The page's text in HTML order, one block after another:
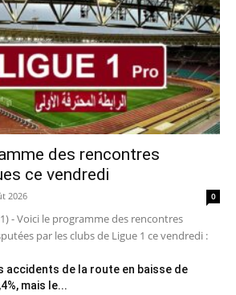
des rencontres
ce vendredi
2026 0
- Voici le programme des rencontres
par les clubs de Ligue 1 ce vendredi :
accidents de la route en baisse de
mais le...